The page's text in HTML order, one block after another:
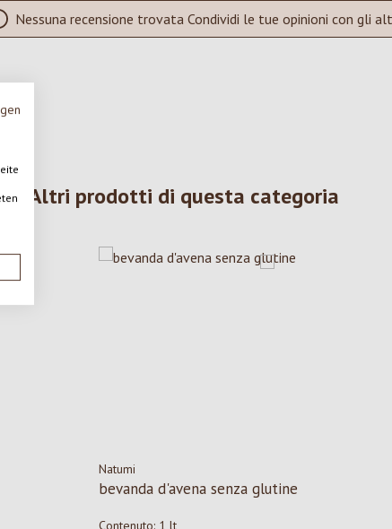
Nessuna recensione trovata Condividi le tue opinioni con gli
Altri prodotti di questa categoria
Natumi
bevanda d'avena senza glutine
Contenuto: 1 lt